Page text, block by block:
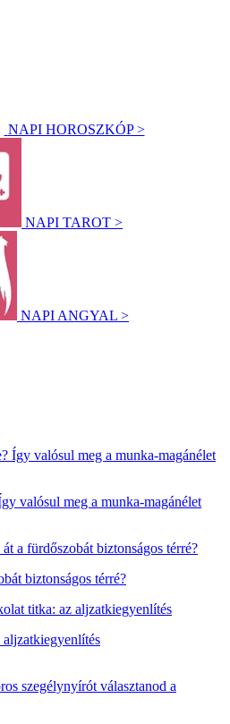
NAPI HOROSZKÓP >
NAPI TAROT >
NAPI ANGYAL >
valósul meg a munka-magánélet
biztonságos térré?